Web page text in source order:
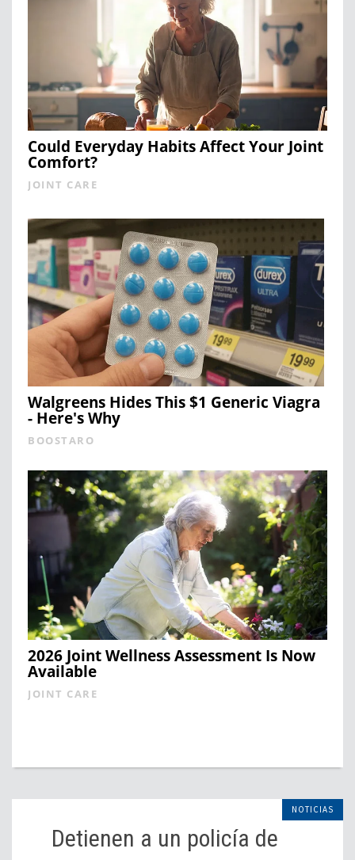
Could Everyday Habits Affect Your Joint
Comfort?
JOINT CARE
Walgreens Hides This $1 Generic Viagra
- Here's Why
BOOSTARO
2026 Joint Wellness Assessment Is Now
Available
JOINT CARE
NOTICIAS
Detienen a un policía de